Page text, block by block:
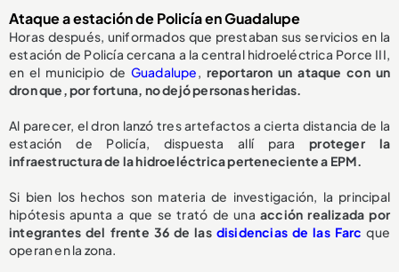
Ataque a estación de Policía en Guadalupe
Horas después, uniformados que prestaban sus servicios en la
estación de Policía cercana a la central hidroeléctrica Porce III,
en el municipio de Guadalupe, reportaron un ataque con un
dron que, por fortuna, no dejó personas heridas.
Al parecer, el dron lanzó tres artefactos a cierta distancia de la
estación de Policía, dispuesta allí paraproteger la
infraestructura de la hidroeléctrica perteneciente a EPM.
Si bien los hechos son materia de investigación, la principal
hipótesis apunta a que se trató de una acción realizada por
integrantes del frente 36 de las disidencias de las Farcque
operan en la zona.